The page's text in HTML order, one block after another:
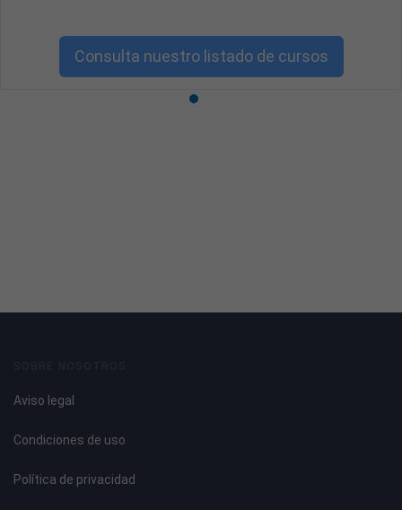
Consulta nuestro listado de cursos
Aviso legal
Condiciones de uso
Política de privacidad